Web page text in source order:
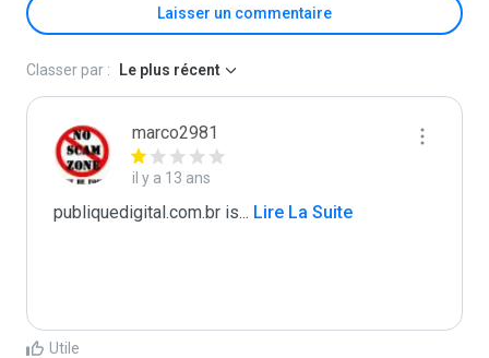
Laisser un commentaire
Classer par : Le plus récent
marco2981
il y a 13 ans
publiquedigital.com.br is... Lire La Suite
Utile